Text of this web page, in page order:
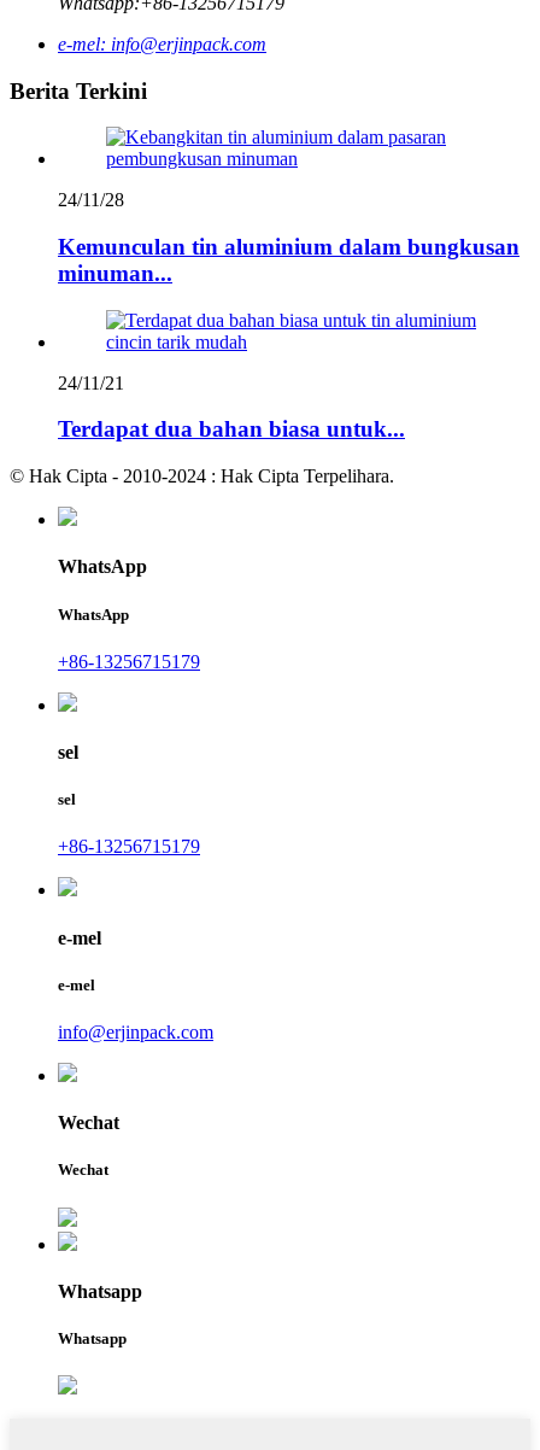
e-mel: info@erjinpack.com
Berita Terkini
24/11/28
Kemunculan tin aluminium dalam bungkusan
minuman...
24/11/21
Terdapat dua bahan biasa untuk...
© Hak Cipta - 2010-2024 : Hak Cipta Terpelihara.
WhatsApp
WhatsApp
+86-13256715179
sel
sel
+86-13256715179
e-mel
e-mel
info@erjinpack.com
Wechat
Wechat
Whatsapp
Whatsapp